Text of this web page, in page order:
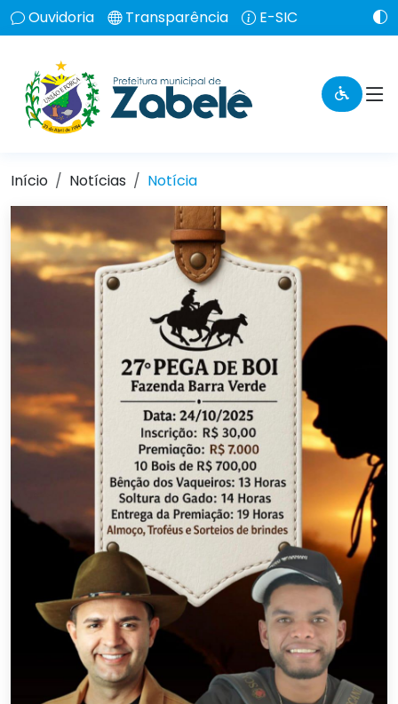
Ouvidoria Transparência E-SIC
Início Notícias Notícia